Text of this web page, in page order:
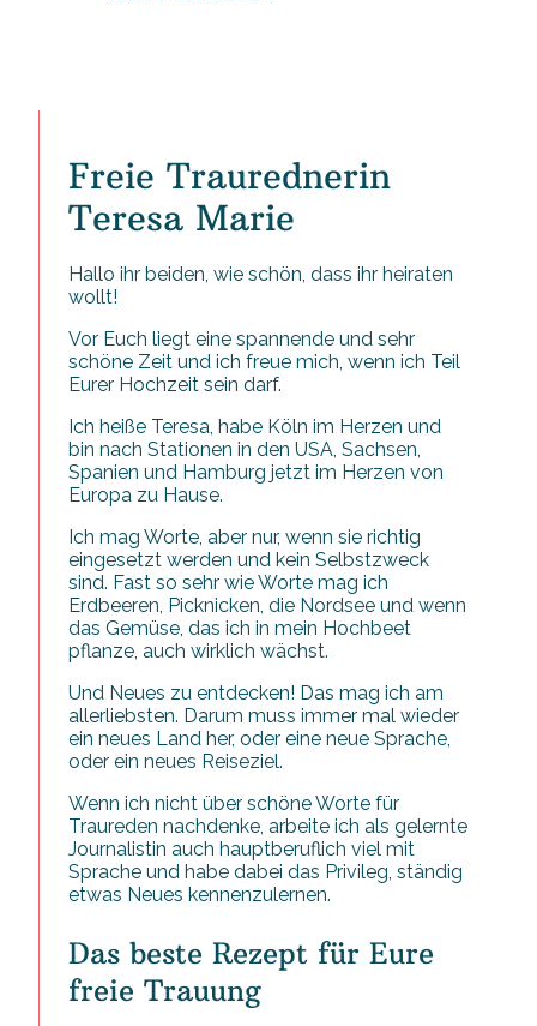
Freie Traurednerin
Teresa Marie
Hallo ihr beiden, wie schön, dass ihr heiraten
wollt!
Vor Euch liegt eine spannende und sehr
schöne Zeit und ich freue mich, wenn ich Teil
Eurer Hochzeit sein darf.
Ich heiße Teresa, habe Köln im Herzen und
bin nach Stationen in den USA, Sachsen,
Spanien und Hamburg jetzt im Herzen von
Europa zu Hause.
Ich mag Worte, aber nur, wenn sie richtig
eingesetzt werden und kein Selbstzweck
sind. Fast so sehr wie Worte mag ich
Erdbeeren, Picknicken, die Nordsee und wenn
das Gemüse, das ich in mein Hochbeet
pflanze, auch wirklich wächst.
Und Neues zu entdecken! Das mag ich am
allerliebsten. Darum muss immer mal wieder
ein neues Land her, oder eine neue Sprache,
oder ein neues Reiseziel.
Wenn ich nicht über schöne Worte für
Traureden nachdenke, arbeite ich als gelernte
Journalistin auch hauptberuflich viel mit
Sprache und habe dabei das Privileg, ständig
etwas Neues kennenzulernen.
Das beste Rezept für Eure
freie Trauung